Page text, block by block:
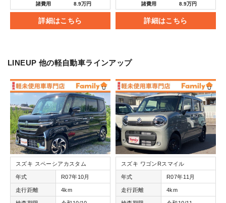
諸費用
8.9万円
詳細はこちら
諸費用
8.9万円
詳細はこちら
LINEUP 他の軽自動車ラインアップ
スズキ スペーシアカスタム
年式 R07年10月
走行距離 4km
スズキ ワゴンRスマイル
年式 R07年11月
走行距離 4km